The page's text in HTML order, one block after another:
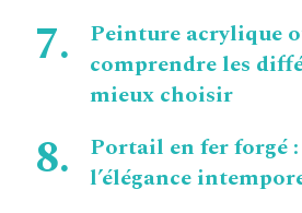
Peinture acrylique
comprendre les
mieux choisir
Portail en fer forgé
l’élégance